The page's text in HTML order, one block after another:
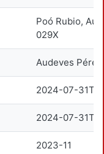
Poó Rubio,
029X
Audeves
2024-07-
2024-07-
2023-11